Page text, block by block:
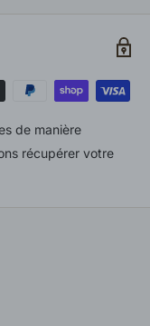
politique complète
de manière
récupérer votre